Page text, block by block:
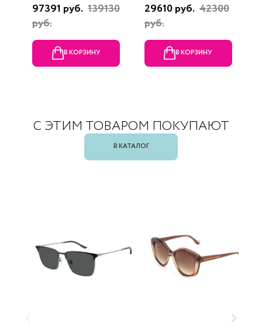
97391 руб. 139130
руб.
В КОРЗИНУ
29610 руб. 42300
руб.
В КОРЗИНУ
С ЭТИМ ТОВАРОМ ПОКУПАЮТ
В КАТАЛОГ